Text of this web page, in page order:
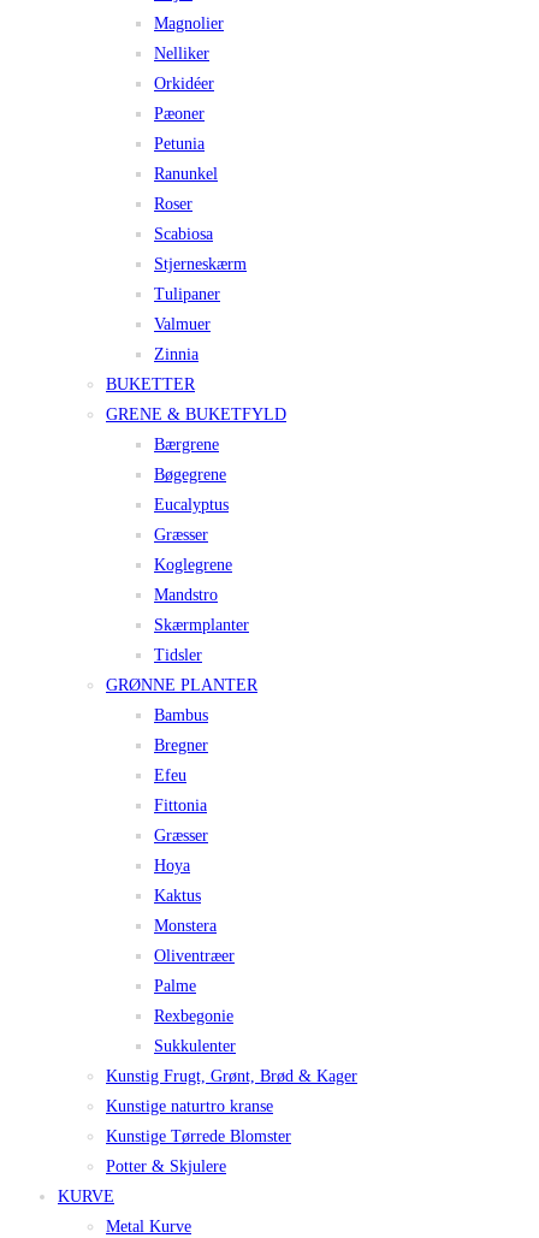
Magnolier
Nelliker
Orkidéer
Pæoner
Petunia
Ranunkel
Roser
Scabiosa
Stjerneskærm
Tulipaner
Valmuer
Zinnia
BUKETTER
GRENE & BUKETFYLD
Bærgrene
Bøgegrene
Eucalyptus
Græsser
Koglegrene
Mandstro
Skærmplanter
Tidsler
GRØNNE PLANTER
Bambus
Bregner
Efeu
Fittonia
Græsser
Hoya
Kaktus
Monstera
Oliventræer
Palme
Rexbegonie
Sukkulenter
Kunstig Frugt, Grønt, Brød & Kager
Kunstige naturtro kranse
Kunstige Tørrede Blomster
Potter & Skjulere
KURVE
Metal Kurve